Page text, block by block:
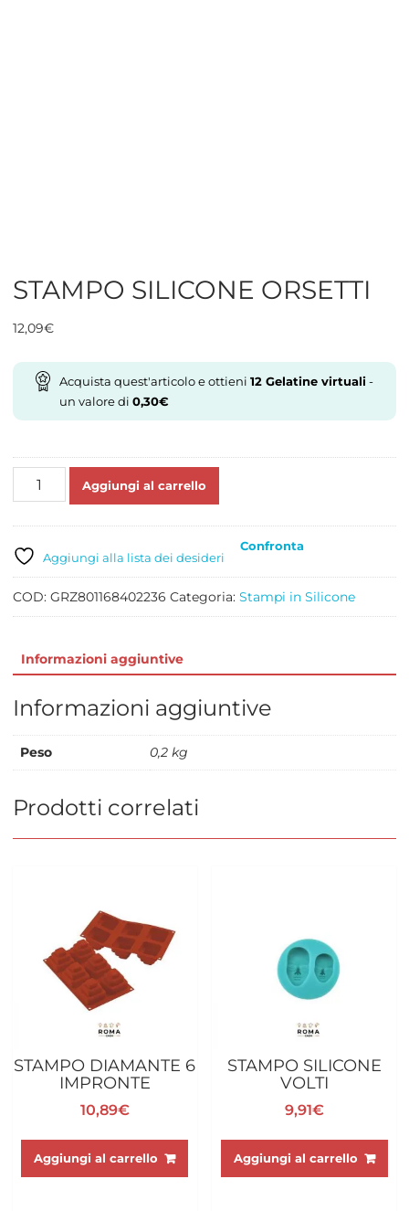
STAMPO SILICONE ORSETTI
12,09€
Acquista quest'articolo e ottieni 12Gelatine virtuali-
un valore di 0,30€
STAMPO
Aggiungi al carrello
Aggiungi alla lista dei desideri
Confronta
COD: GRZ801168402236 Categoria: Stampi in Silicone
Informazioni aggiuntive
Informazioni aggiuntive
Peso 0,2 kg
Prodotti correlati
STAMPO DIAMANTE 6
IMPRONTE
10,89€
Aggiungi al carrello
STAMPO SILICONE
VOLTI
9,91€
Aggiungi al carrello